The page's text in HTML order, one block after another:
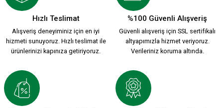
Hızlı Teslimat
Alışveriş deneyiminiz için en iyi
hizmeti sunuyoruz. Hızlı teslimat ile
ürünlerinizi kapınıza getiriyoruz.
%100 Güvenli Alışveriş
Güvenli alışveriş için SSL sertifikalı
altyapımızla hizmet veriyoruz.
Verileriniz koruma altında.